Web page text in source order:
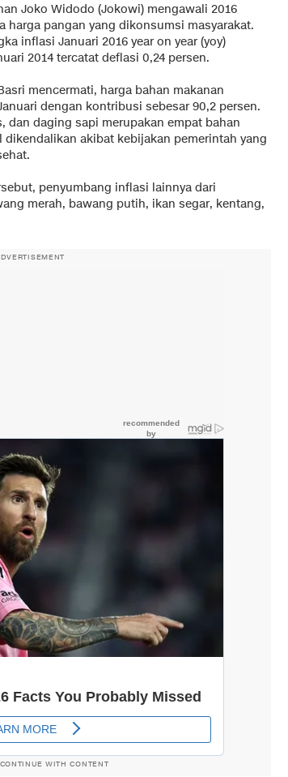
Joko Widodo (Jokowi) mengawali 2016
pangan yang dikonsumsi masyarakat.
inflasi Januari 2016 year on year (yoy)
2014 tercatat deflasi 0,24 persen.
mencermati, harga bahan makanan
dengan kontribusi sebesar 90,2 persen.
dan daging sapi merupakan empat bahan
akibat kebijakan pemerintah yang
penyumbang inflasi lainnya dari
merah, bawang putih, ikan segar, kentang,
WITH CONTENT